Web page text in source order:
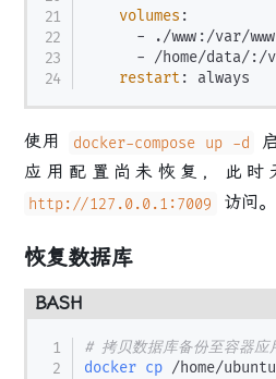
volumes :
- ./www :/var/
- /home/data/:/
restart :
使用 docker-compose up -d
应用配置尚未恢复，此时
http://127.0.0.1:7009 访问。
恢复数据库
BASH
# 拷贝数据库备份至容器应
docker cp /home/